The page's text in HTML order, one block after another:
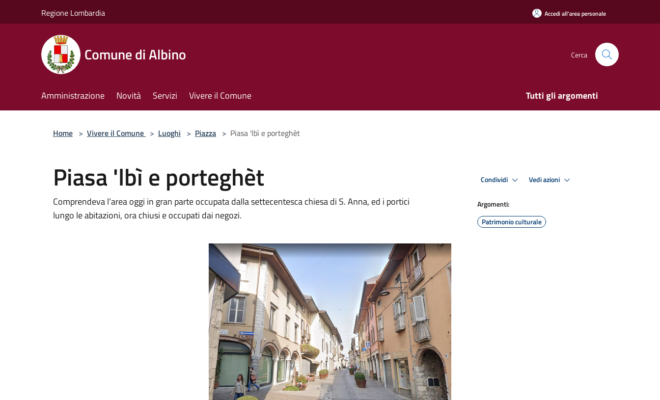
Regione Lombardia Accedi all'area personale
Comune di Albino Cerca
Amministrazione Novità Servizi Vivere il Comune Tutti gli argomenti
Home > Vivere il Comune > Luoghi > Piazza > Piasa 'lbì e porteghèt
Piasa 'lbì e porteghèt
Comprendeva l’area oggi in gran parte occupata dalla settecentesca chiesa di S. Anna, ed i portici
lungo le abitazioni, ora chiusi e occupati dai negozi.
Condividi Vedi azioni
Argomenti:
Patrimonio culturale